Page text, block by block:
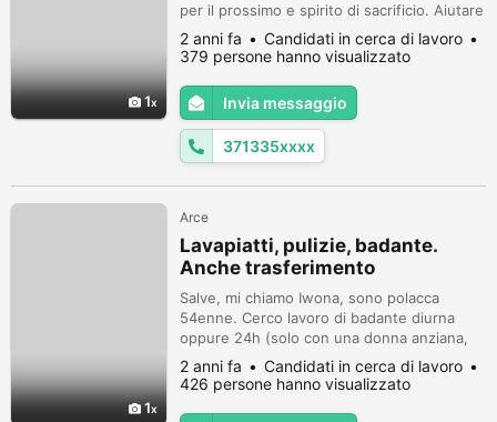
1
per il prossimo e spirito di sacrificio. Aiutare
il prossimo, è per me un bene prezioso e
primario. Disponibilità al lavoro di gruppo e
al trasferimento. Attualmente occupato in
un lavoro precario. Tempo di preavviso:
15/20 giorni. Distinti e cordiali saluti.
Disponibile anche per ass...
2 anni fa
Candidati in cerca di lavoro
379 persone hanno visualizzato
Invia messaggio
371335xxxx
1
Arce
Lavapiatti, pulizie, badante.
Anche trasferimento
Salve, mi chiamo Iwona, sono polacca
54enne. Cerco lavoro di badante diurna
oppure 24h (solo con una donna anziana,
No con gli uomini, No con la famiglia)
oppure lavapiatti/pulizie, Anche
sostituzione. Ho esperienza di 18 anni in
questo settore. Cura e igiene della
2 anni fa
Candidati in cerca di lavoro
426 persone hanno visualizzato